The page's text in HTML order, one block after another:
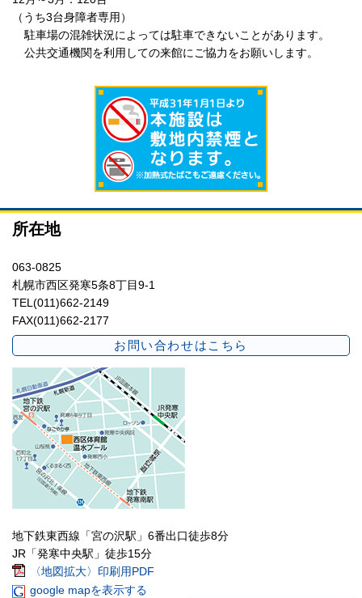
（うち3台身障者専用）
駐車場の混雑状況によっては駐車できないことがあります。
公共交通機関を利用しての来館にご協力をお願いします。
所在地
063-0825
札幌市西区発寒5条8丁目9-1
TEL(011)662-2149
FAX(011)662-2177
お問い合わせはこちら
地下鉄東西線「宮の沢駅」6番出口徒歩8分
JR「発寒中央駅」徒歩15分
〈地図拡大〉印刷用PDF
google mapを表示する